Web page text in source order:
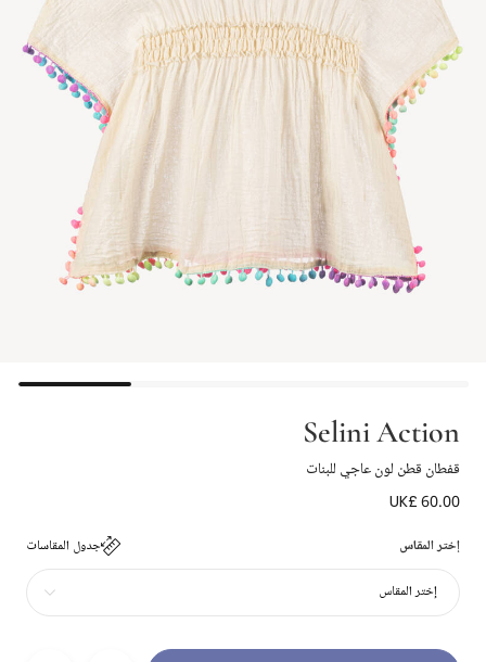
Selini Action
قفطان قطن لون عاجي للبنات
UK£ 60.00
إختر المقاس جدول المقاسات
إختر المقاس